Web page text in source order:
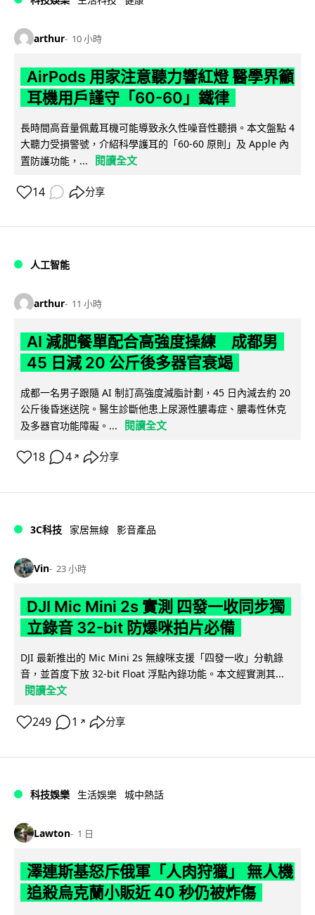
arthur 10 小時
AirPods 用家注意聽力響紅燈 醫學界籲
耳機用戶謹守「60-60」鐵律
長時間高音量佩戴耳機可能導致永久性噪音性聽損。本文盤點 4
大聽力受損警號，介紹科學護耳的「60-60 原則」及 Apple 內
置防護功能，...
閱讀全文
14 分享
人工智能
arthur 11 小時
AI 減肥餐單配合高強度操練 成都男
45 日減 20 公斤後多器官衰竭
成都一名男子跟隨 AI 制訂高強度減脂計劃，45 日內減去約 20
公斤後昏迷送院。醫生診斷他患上尿源性膿毒症、膿毒性休克
及多器官功能障礙。...
閱讀全文
18 4 ↗ 分享
3C科技 家居無線 影音產品
Vin 23 小時
DJI Mic Mini 2s 實測 四發一收同步獨
立錄音 32-bit 防爆咪拍片必備
DJI 最新推出的 Mic Mini 2s 無線咪支援「四發一收」分軌錄
音，並首度下放 32-bit Float 浮點內錄功能。本文經實測其...
閱讀全文
249 1 ↗ 分享
科技娛樂 生活娛樂 城中熱話
Lawton 1 日
澤連斯基怒斥俄軍「人肉狩獵」 無人機
追殺烏克蘭小販近 40 秒仍被炸傷